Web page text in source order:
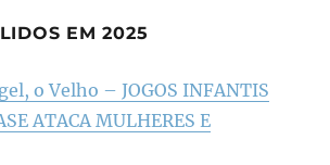
EM 2025
o Velho – JOGOS INFANTIS
ATACA MULHERES E